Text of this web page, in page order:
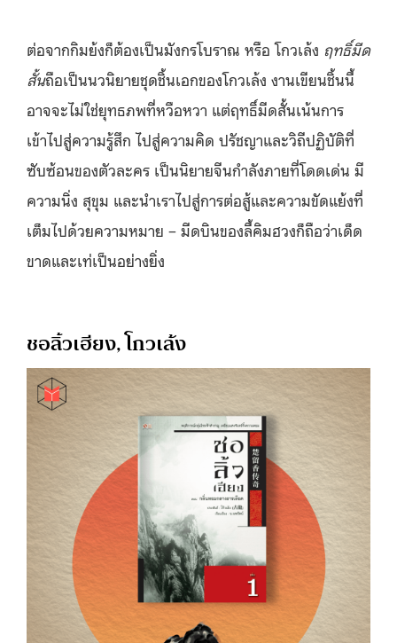
ต่อจากกิมย้งก็ต้องเป็นมังกรโบราณ หรือ โกวเล้ง ฤทธิ์มีด
สั้นถือเป็นนวนิยายชุดชิ้นเอกของโกวเล้ง งานเขียนชิ้นนี้
อาจจะไม่ใช่ยุทธภพที่หวือหวา แต่ฤทธิ์มีดสั้นเน้นการ
เข้าไปสู่ความรู้สึก ไปสู่ความคิด ปรัชญาและวิถีปฏิบัติที่
ซับซ้อนของตัวละคร เป็นนิยายจีนกำลังภายที่โดดเด่น มี
ความนิ่ง สุขุม และนำเราไปสู่การต่อสู้และความขัดแย้งที่
เต็มไปด้วยความหมาย – มีดบินของลี้คิมฮวงก็ถือว่าเด็ด
ขาดและเท่เป็นอย่างยิ่ง
ชอลิ้วเฮียง, โกวเล้ง